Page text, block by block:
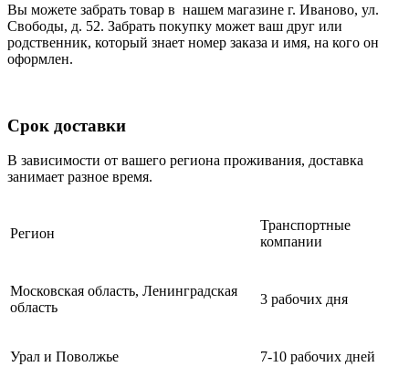
Вы можете забрать товар в нашем магазине г. Иваново, ул.
Свободы, д. 52. Забрать покупку может ваш друг или
родственник, который знает номер заказа и имя, на кого он
оформлен.
Срок доставки
В зависимости от вашего региона проживания, доставка
занимает разное время.
Регион
Транспортные
компании
Московская область, Ленинградская
область
3 рабочих дня
Урал и Поволжье 7-10 рабочих дней